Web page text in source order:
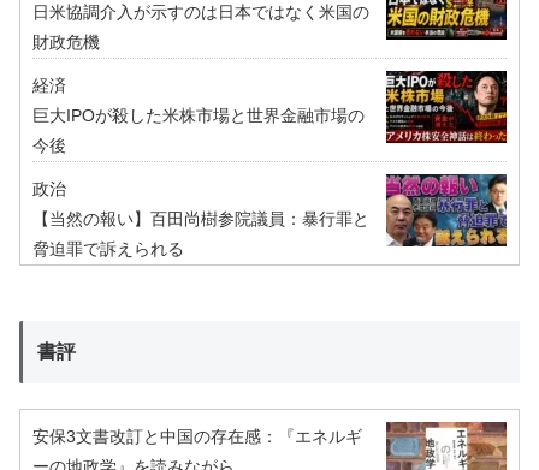
日米協調介入が示すのは日本ではなく米国の
財政危機
経済
巨大IPOが殺した米株市場と世界金融市場の
今後
政治
【当然の報い】百田尚樹参院議員：暴行罪と
脅迫罪で訴えられる
書評
安保3文書改訂と中国の存在感：『エネルギ